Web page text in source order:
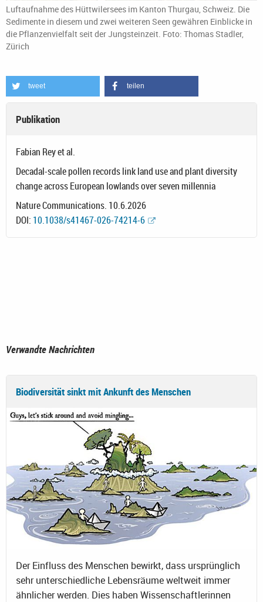
Luftaufnahme des Hüttwilersees im Kanton Thurgau, Schweiz. Die
Sedimente in diesem und zwei weiteren Seen gewähren Einblicke in
die Pflanzenvielfalt seit der Jungsteinzeit. Foto: Thomas Stadler,
Zürich
tweet teilen
Publikation
Fabian Rey et al.
Decadal-scale pollen records link land use and plant diversity
change across European lowlands over seven millennia
Nature Communications. 10.6.2026
DOI: 10.1038/s41467-026-74214-6
Verwandte Nachrichten
Biodiversität sinkt mit Ankunft des Menschen
Der Einfluss des Menschen bewirkt, dass ursprünglich
sehr unterschiedliche Lebensräume weltweit immer
ähnlicher werden. Dies haben Wissenschaftlerinnen